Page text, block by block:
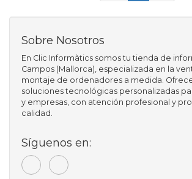
Sobre Nosotros
En Clic Informàtics somos tu tienda de
Campos (Mallorca), especializada en la
montaje de ordenadores a medida.
soluciones tecnológicas personalizadas
y empresas, con atención profesional y
calidad.
Síguenos en: